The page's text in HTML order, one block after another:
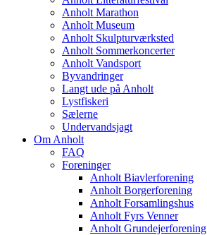
Anholt Marathon
Anholt Museum
Anholt Skulpturværksted
Anholt Sommerkoncerter
Anholt Vandsport
Byvandringer
Langt ude på Anholt
Lystfiskeri
Sælerne
Undervandsjagt
Om Anholt
FAQ
Foreninger
Anholt Biavlerforening
Anholt Borgerforening
Anholt Forsamlingshus
Anholt Fyrs Venner
Anholt Grundejerforening